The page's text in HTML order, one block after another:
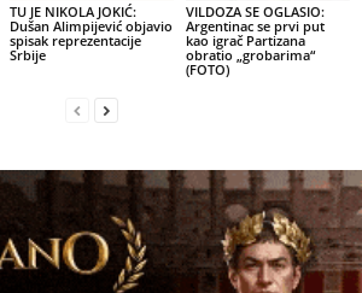
TU JE NIKOLA JOKIĆ:
Dušan Alimpijević objavio
spisak reprezentacije
Srbije
VILDOZA SE OGLASIO:
Argentinac se prvi put
kao igrač Partizana
obratio „grobarima“
(FOTO)